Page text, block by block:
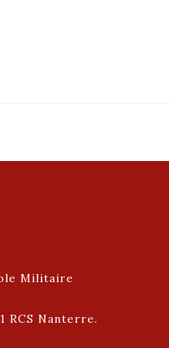
Militaire
RCS Nanterre.